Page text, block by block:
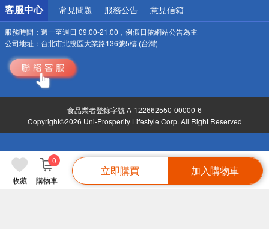
收藏 購物車
0
立即購買 加入購物車
客服中心 常見問題 服務公告 意見信箱
服務時間： 週一至週日 09:00-21:00，例假日依網站公告為主
公司地址： 台北市北投區大業路136號5樓 (台灣)
食品業者登錄字號 A-122662550-00000-6
Copyright©2026 Uni-Prosperity Lifestyle Corp. All Right Reserved